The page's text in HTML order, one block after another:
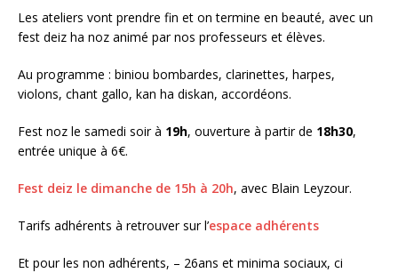
Les ateliers vont prendre fin et on termine en beauté, avec un
fest deiz ha noz animé par nos professeurs et élèves.
Au programme : biniou bombardes, clarinettes, harpes,
violons, chant gallo, kan ha diskan, accordéons.
Fest noz le samedi soir à 19h, ouverture à partir de 18h30,
entrée unique à 6€.
Fest deiz le dimanche de 15h à 20h, avec Blain Leyzour.
Tarifs adhérents à retrouver sur l’espace adhérents
Et pour les non adhérents, – 26ans et minima sociaux, ci